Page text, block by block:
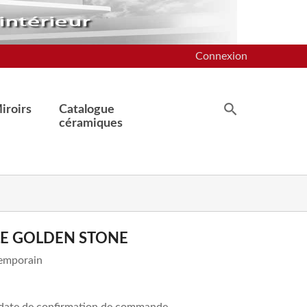
Connexion
Catalogue
céramiques
GOLDEN STONE